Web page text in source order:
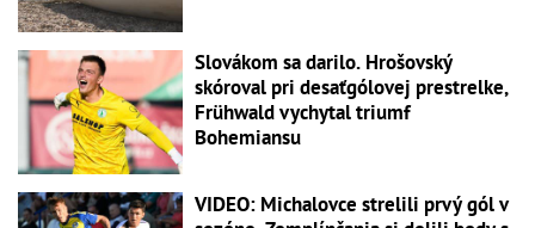
Slovákom sa darilo. Hrošovský
skóroval pri desaťgólovej prestrelke,
Frühwald vychytal triumf
Bohemiansu
VIDEO: Michalovce strelili prvý gól v